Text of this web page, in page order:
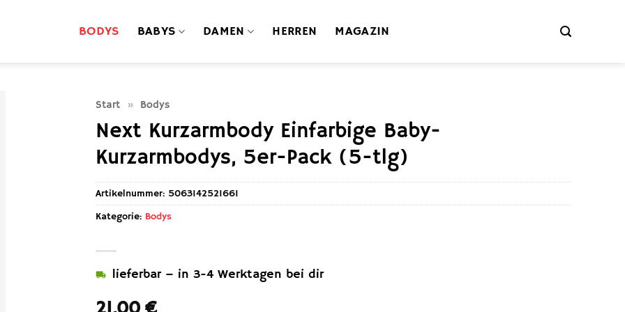
BODYS BABYS DAMEN HERREN MAGAZIN
Start » Bodys
Next Kurzarmbody Einfarbige Baby-
Kurzarmbodys, 5er-Pack (5-tlg)
lieferbar – in 3-4 Werktagen bei dir
Artikelnummer: 5063142521661
Kategorie: Bodys